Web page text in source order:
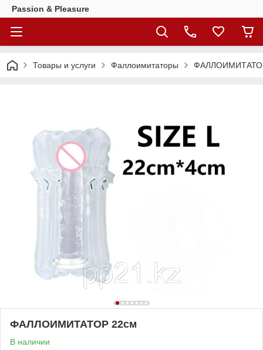
Passion & Pleasure
Товары и услуги Фаллоимитаторы
ФАЛЛОИМИТАТОР 22см
В наличии